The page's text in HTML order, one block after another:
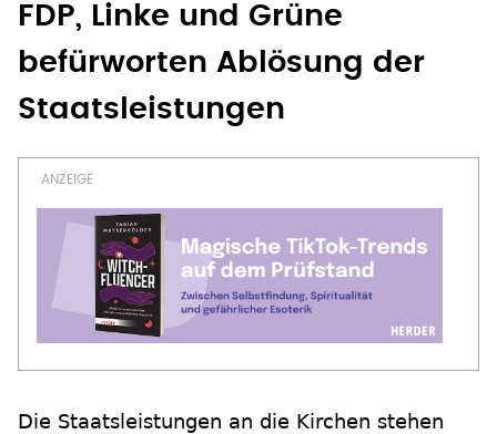
FDP, Linke und Grüne
befürworten Ablösung der
Staatsleistungen
Die Staatsleistungen an die Kirchen stehen